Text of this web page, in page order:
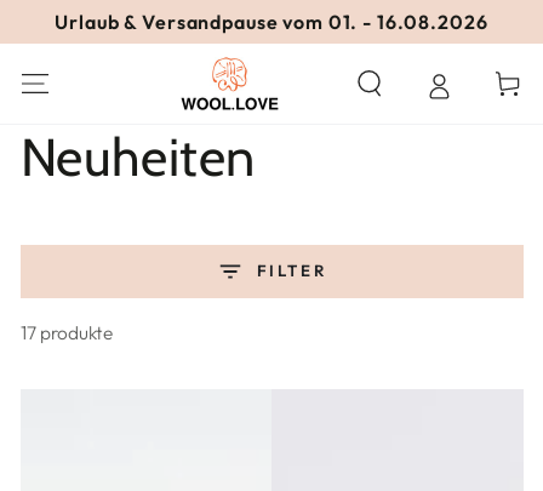
ZUM INHALT
SPRINGEN
Urlaub & Versandpause vom 01. - 16.08.2026
Kollektion:
Neuheiten
FILTER
17 produkte